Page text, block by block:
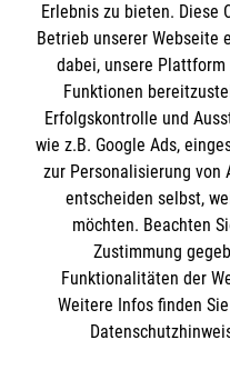
Mitarbeiten &
Wir Malteser
Kontakt
Presse und Medien
Transparenz
Impressum
Datenschutz
Malteser online
Malteserorden
Malteser Jugend
Malteser
Mediathek
Sharepoint
Spendenkonto
Empfänger:
IBAN: DE68 3706
Soziale
Erlebnis zu bieten. Diese
Betrieb unserer Webseite
dabei, unsere
Funktionen
Erfolgskontrolle und
wie z.B. Google Ads,
zur Personalisierung von
entscheiden selbst,
möchten. Beachten
Zustimmung
Funktionalitäten der
Weitere Infos finden